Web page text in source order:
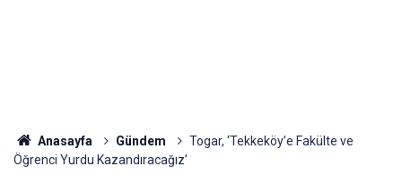
Anasayfa Gündem
Togar, ‘Tekkeköy’e Fakülte ve
Öğrenci Yurdu Kazandıracağız’